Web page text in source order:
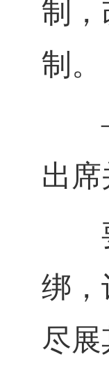
制，
制。
出
要
绑，
尽展